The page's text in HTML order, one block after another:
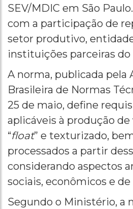
SEV/MDIC em São
com a participação de
setor produtivo,
instituições parceiras do
A norma, publicada pela
Brasileira de Normas
25 de maio, define
aplicáveis à produção
“float” e texturizado,
processados a partir
considerando aspectos
sociais, econômicos e
Segundo o Ministério, a